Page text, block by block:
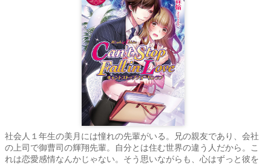
社会人１年生の美月には憧れの先輩がいる。兄の親友であり、会社
の上司で御曹司の輝翔先輩。自分とは住む世界の違う人だから。こ
れは恋愛感情なんかじゃない。そう思いながらも、心はずっと彼を